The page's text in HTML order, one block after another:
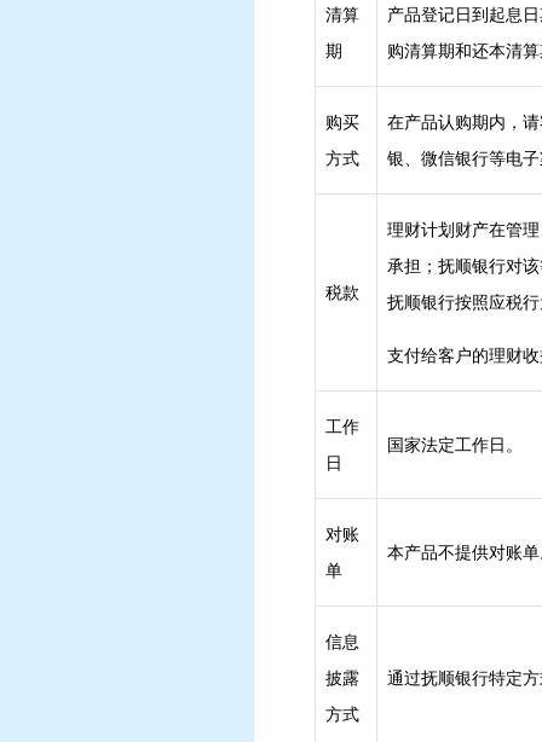
清算
期
产品登记日到起息
购清算期和还本清
购买
方式
在产品认购期内，
银、微信银行等电
税款
理财计划财产在管
承担；抚顺银行对
抚顺银行按照应税
支付给客户的理财
工作
日
国家
对账
单
本产品不提供对账
信息
披露
方式
通过抚顺银行特定